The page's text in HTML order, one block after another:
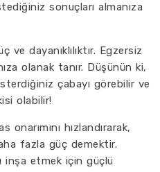
sonuçları almanıza
dayanıklılıktır. Egzersiz
olanak tanır. Düşünün ki,
çabayı görebilir ve
olabilir!
hızlandırarak,
fazla güç demektir.
inşa etmek için güçlü